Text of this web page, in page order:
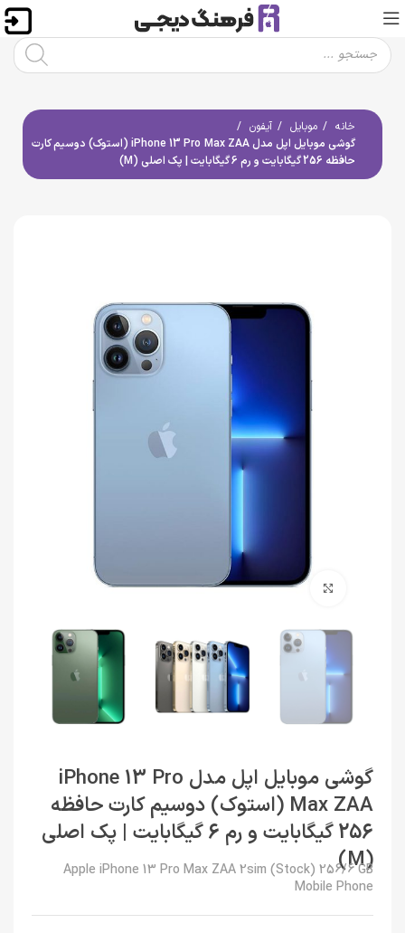
خانه موبایل
آیفون
گوشی موبایل اپل مدل iPhone 13 Pro Max ZAA (استوک) دوسیم کارت
حافظه 256 گیگابایت و رم 6 گیگابایت | پک اصلی (M)
برای بزرگنمایی کلیک کنید
گوشی موبایل اپل مدل iPhone 13 Pro
Max ZAA (استوک) دوسیم کارت حافظه
256 گیگابایت و رم 6 گیگابایت | پک اصلی
(M)
Apple iPhone 13 Pro Max ZAA 2sim (Stock) 256/6 GB
Mobile Phone